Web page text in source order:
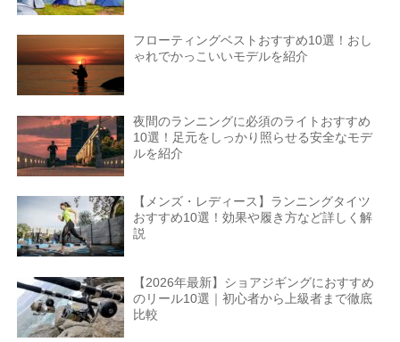
フローティングベストおすすめ10選！おし
ゃれでかっこいいモデルを紹介
夜間のランニングに必須のライトおすすめ
10選！足元をしっかり照らせる安全なモデ
ルを紹介
【メンズ・レディース】ランニングタイツ
おすすめ10選！効果や履き方など詳しく解
説
【2026年最新】ショアジギングにおすすめ
のリール10選｜初心者から上級者まで徹底
比較